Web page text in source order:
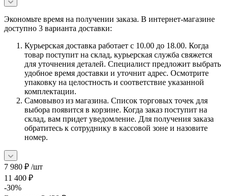
Экономьте время на получении заказа. В интернет-магазине
доступно 3 варианта доставки:
Курьерская доставка работает с 10.00 до 18.00. Когда
товар поступит на склад, курьерская служба свяжется
для уточнения деталей. Специалист предложит выбрать
удобное время доставки и уточнит адрес. Осмотрите
упаковку на целостность и соответствие указанной
комплектации.
Самовывоз из магазина. Список торговых точек для
выбора появится в корзине. Когда заказ поступит на
склад, вам придет уведомление. Для получения заказа
обратитесь к сотруднику в кассовой зоне и назовите
номер.
7 980 ₽ /шт
11 400 ₽
-30%